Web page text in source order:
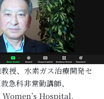
授、水素ガス治療開発セ
急科非常勤講師、
Hospital,